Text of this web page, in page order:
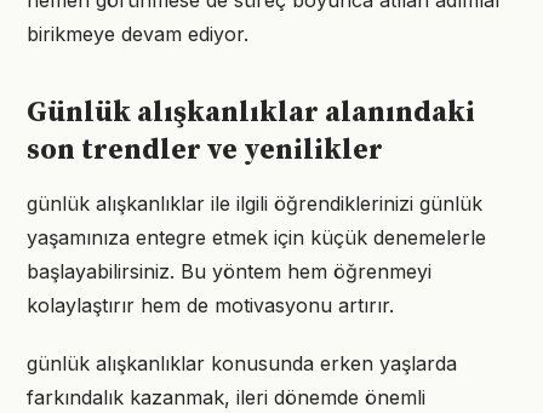
birikmeye devam ediyor.
Günlük alışkanlıklar alanındaki
son trendler ve yenilikler
günlük alışkanlıklar ile ilgili öğrendiklerinizi günlük
yaşamınıza entegre etmek için küçük denemelerle
başlayabilirsiniz. Bu yöntem hem öğrenmeyi
kolaylaştırır hem de motivasyonu artırır.
günlük alışkanlıklar konusunda erken yaşlarda
farkındalık kazanmak, ileri dönemde önemli